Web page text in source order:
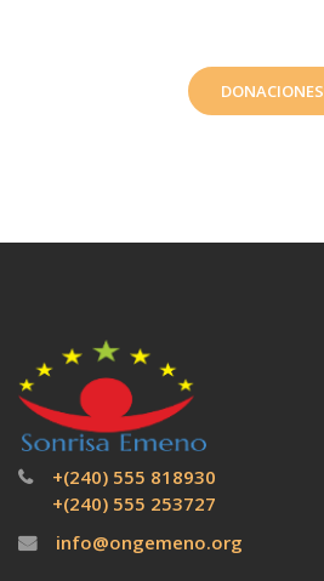
DONACIONES
+(240) 555 818930
+(240) 555 253727
info@ongemeno.org